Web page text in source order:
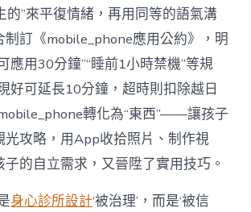
的”來平復情緒，再用同等的語氣溝
制訂《mobile_phone應用公約》，明
應用30分鐘”“睡前1小時禁機”等規
好可延長10分鐘，超時則扣除越日
轉化為“東西”——讓孩子
光攻略，用App收拾照片、制作視
的自立需求，又晉陞了實用技巧。
身心診所設計‘被治理’，而是‘被信